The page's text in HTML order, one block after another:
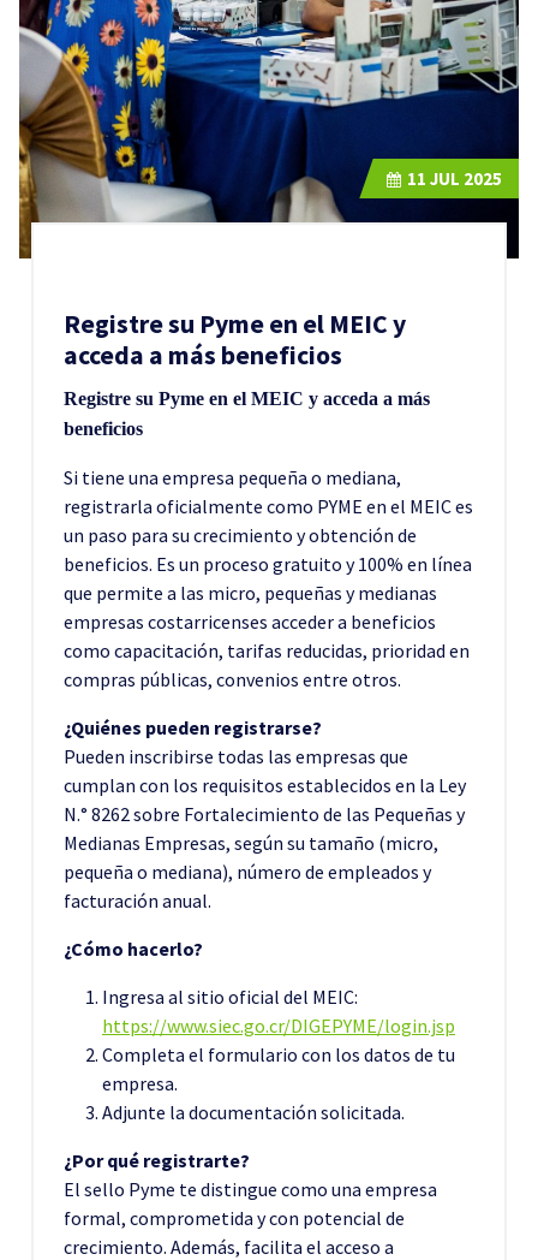
Registre su Pyme en el MEIC y
acceda a más beneficios
11 JUL 2025
Registre su Pyme en el MEIC y acceda a más
beneficios
Si tiene una empresa pequeña o mediana,
registrarla oficialmente como PYME en el MEIC es
un paso para su crecimiento y obtención de
beneficios. Es un proceso gratuito y 100% en línea
que permite a las micro, pequeñas y medianas
empresas costarricenses acceder a beneficios
como capacitación, tarifas reducidas, prioridad en
compras públicas, convenios entre otros.
¿Quiénes pueden registrarse?
Pueden inscribirse todas las empresas que
cumplan con los requisitos establecidos en la Ley
N.° 8262 sobre Fortalecimiento de las Pequeñas y
Medianas Empresas, según su tamaño (micro,
pequeña o mediana), número de empleados y
facturación anual.
¿Cómo hacerlo?
Ingresa al sitio oficial del MEIC:
https://www.siec.go.cr/DIGEPYME/login.jsp
Completa el formulario con los datos de tu
empresa.
Adjunte la documentación solicitada.
¿Por qué registrarte?
El sello Pyme te distingue como una empresa
formal, comprometida y con potencial de
crecimiento. Además, facilita el acceso a